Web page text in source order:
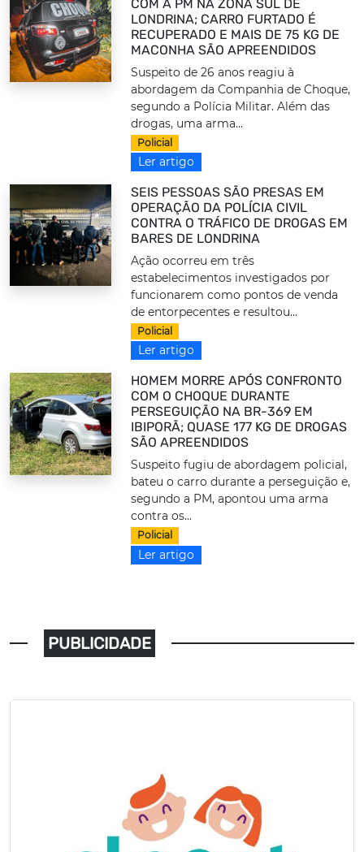
COM A PM NA ZONA SUL DE
LONDRINA; CARRO FURTADO É
RECUPERADO E MAIS DE 75 KG DE
MACONHA SÃO APREENDIDOS
Suspeito de 26 anos reagiu à
abordagem da Companhia de Choque,
segundo a Polícia Militar. Além das
drogas, uma arma...
Policial
Ler artigo
SEIS PESSOAS SÃO PRESAS EM
OPERAÇÃO DA POLÍCIA CIVIL
CONTRA O TRÁFICO DE DROGAS EM
BARES DE LONDRINA
Ação ocorreu em três
estabelecimentos investigados por
funcionarem como pontos de venda
de entorpecentes e resultou...
Policial
Ler artigo
HOMEM MORRE APÓS CONFRONTO
COM O CHOQUE DURANTE
PERSEGUIÇÃO NA BR-369 EM
IBIPORÃ; QUASE 177 KG DE DROGAS
SÃO APREENDIDOS
Suspeito fugiu de abordagem policial,
bateu o carro durante a perseguição e,
segundo a PM, apontou uma arma
contra os...
Policial
Ler artigo
PUBLICIDADE